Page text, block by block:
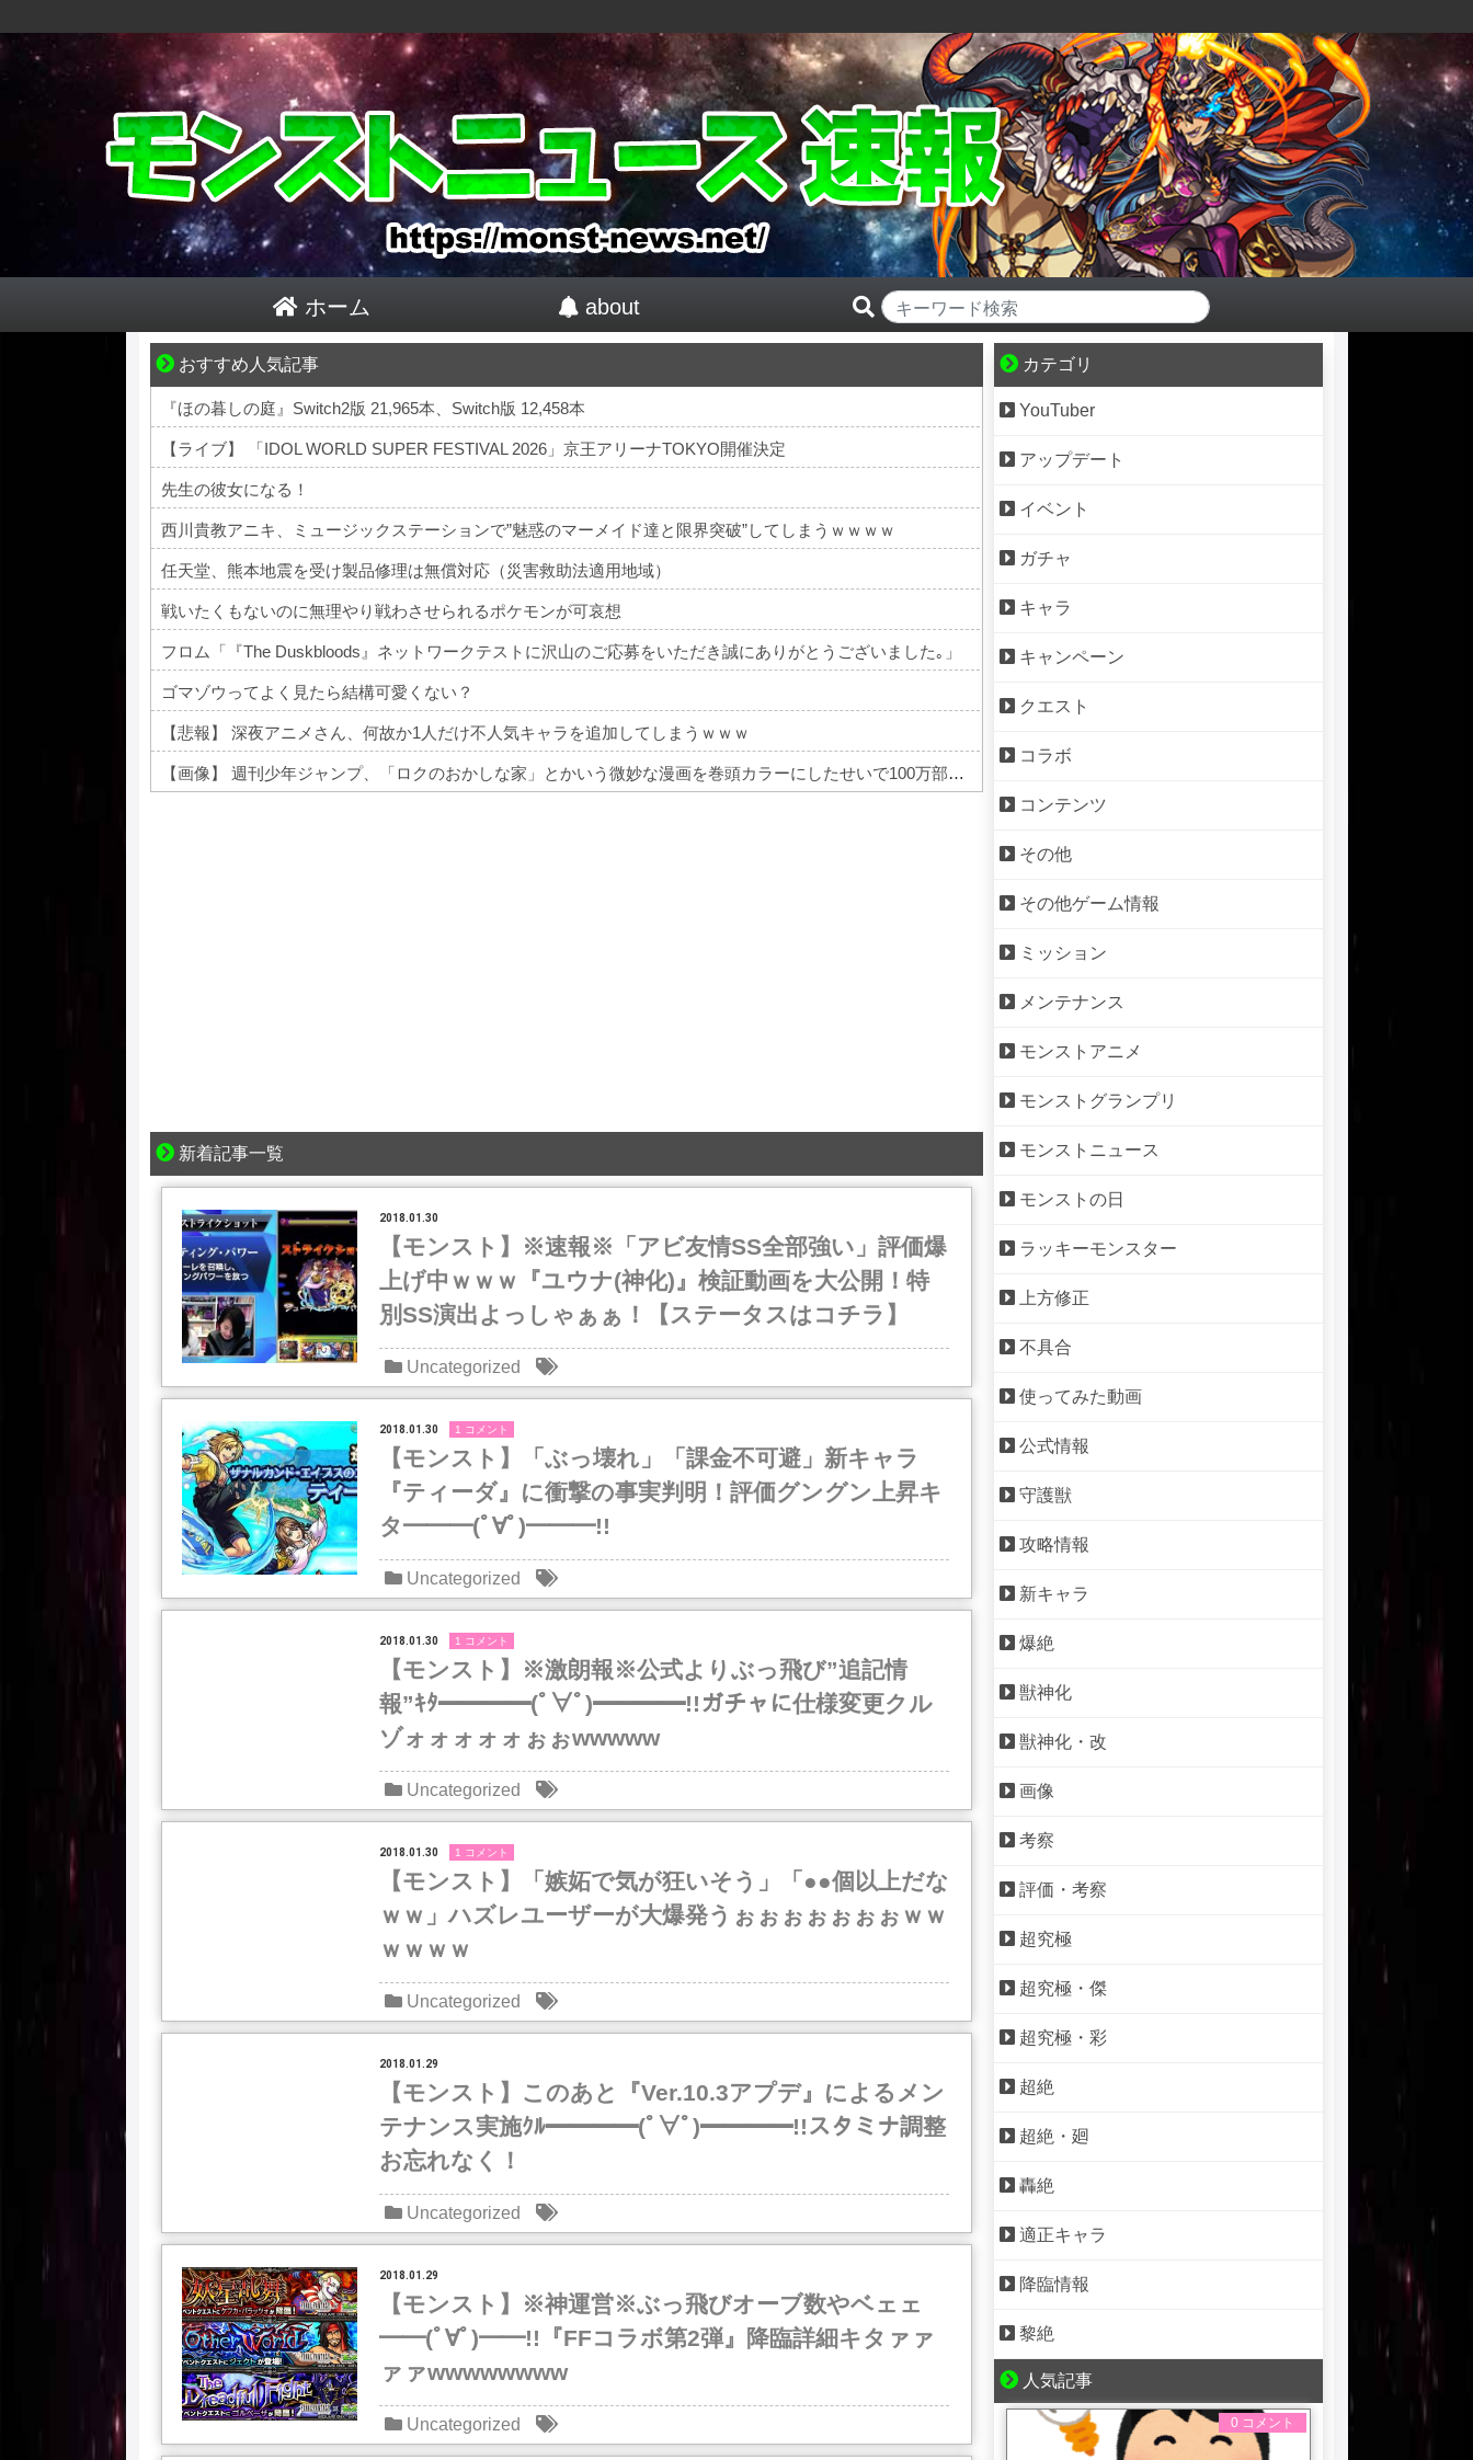
ホーム about
おすすめ人気記事
共感必至の“日常修羅場”短編集！
『ほの暮しの庭』Switch2版 21,965本、Switch版 12,458本
【ライブ】 「IDOL WORLD SUPER FESTIVAL 2026」京王アリーナTOKYO開催決定
先生の彼女になる！
西川貴教アニキ、ミュージックステーションで”魅惑のマーメイド達と限界突破”してしまうｗｗｗｗ
任天堂、熊本地震を受け製品修理は無償対応（災害救助法適用地域）
戦いたくもないのに無理やり戦わさせられるポケモンが可哀想
フロム「『The Duskbloods』ネットワークテストに沢山のご応募をいただき誠にありがとうございました｡」
ゴマゾウってよく見たら結構可愛くない？
【悲報】 深夜アニメさん、何故か1人だけ不人気キャラを追加してしまうｗｗｗ
【画像】 週刊少年ジャンプ、「ロクのおかしな家」とかいう微妙な漫画を巻頭カラーにしたせいで100万部切る
新着記事一覧
2018.01.30
【モンスト】※速報※「アビ友情SS全部強い」評価爆
上げ中ｗｗｗ『ユウナ(神化)』検証動画を大公開！特
別SS演出よっしゃぁぁ！【ステータスはコチラ】
Uncategorized
2018.01.30 1 コメント
【モンスト】「ぶっ壊れ」「課金不可避」新キャラ
『ティーダ』に衝撃の事実判明！評価グングン上昇キ
タ━━━(ﾟ∀ﾟ)━━━!!
Uncategorized
2018.01.30 1 コメント
【モンスト】※激朗報※公式よりぶっ飛び”追記情
報”ｷﾀ━━━━(ﾟ∀ﾟ)━━━━!!ガチャに仕様変更クル
ゾォォォォォぉぉwwwww
Uncategorized
2018.01.30 1 コメント
【モンスト】「嫉妬で気が狂いそう」「●●個以上だな
ｗｗ」ハズレユーザーが大爆発うぉぉぉぉぉぉぉｗｗ
ｗｗｗｗ
Uncategorized
2018.01.29
【モンスト】このあと『Ver.10.3アプデ』によるメン
テナンス実施ｸﾙ━━━━(ﾟ∀ﾟ)━━━━!!スタミナ調整
お忘れなく！
Uncategorized
2018.01.29
【モンスト】※神運営※ぶっ飛びオーブ数やベェェ
━━(ﾟ∀ﾟ)━━!!『FFコラボ第2弾』降臨詳細キタァァ
ァァwwwwwwww
Uncategorized
カテゴリ
YouTuber
アップデート
イベント
ガチャ
キャラ
キャンペーン
クエスト
コラボ
コンテンツ
その他
その他ゲーム情報
ミッション
メンテナンス
モンストアニメ
モンストグランプリ
モンストニュース
モンストの日
ラッキーモンスター
上方修正
不具合
使ってみた動画
公式情報
守護獣
攻略情報
新キャラ
爆絶
獣神化
獣神化・改
画像
考察
評価・考察
超究極
超究極・傑
超究極・彩
超絶
超絶・廻
轟絶
適正キャラ
降臨情報
黎絶
人気記事
0 コメント